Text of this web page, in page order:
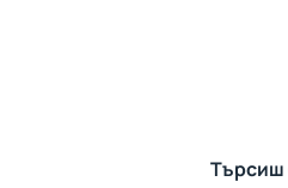
Търсиш